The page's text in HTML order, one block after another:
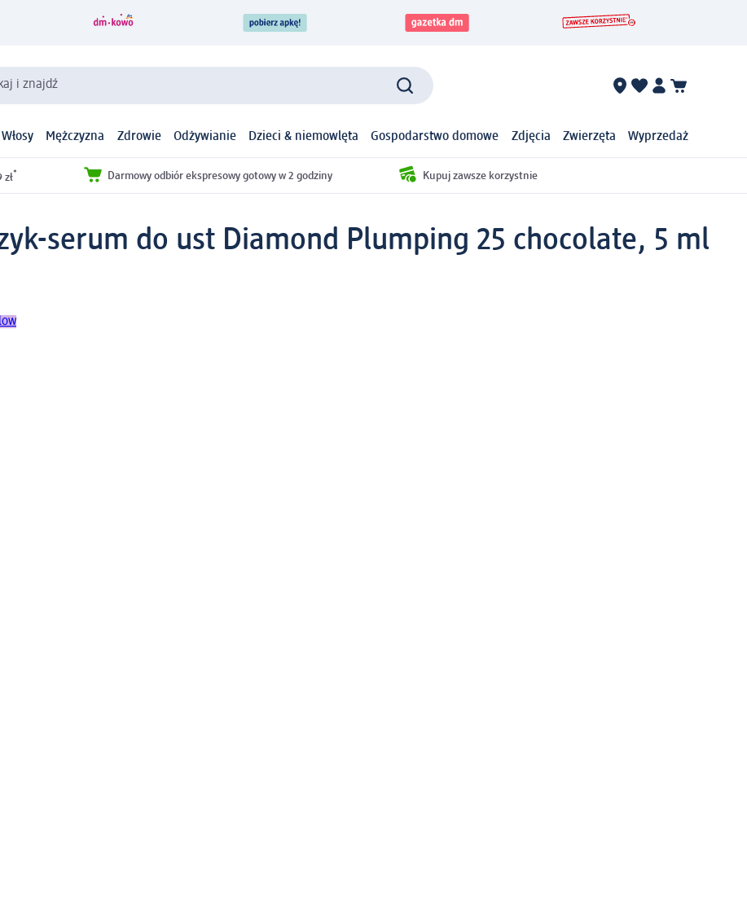
i znajdź
Włosy Mężczyzna Zdrowie Odżywianie Dzieci & niemowlęta Gospodarstwo domowe Zdjęcia Zwierzęta Wyprzedaż
zł* Darmowy odbiór ekspresowy gotowy w 2 godziny Kupuj zawsze korzystnie
serum do ust Diamond Plumping 25 chocolate, 5 ml